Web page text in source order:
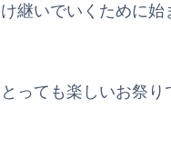
継いでいくために始
っても楽しいお祭り